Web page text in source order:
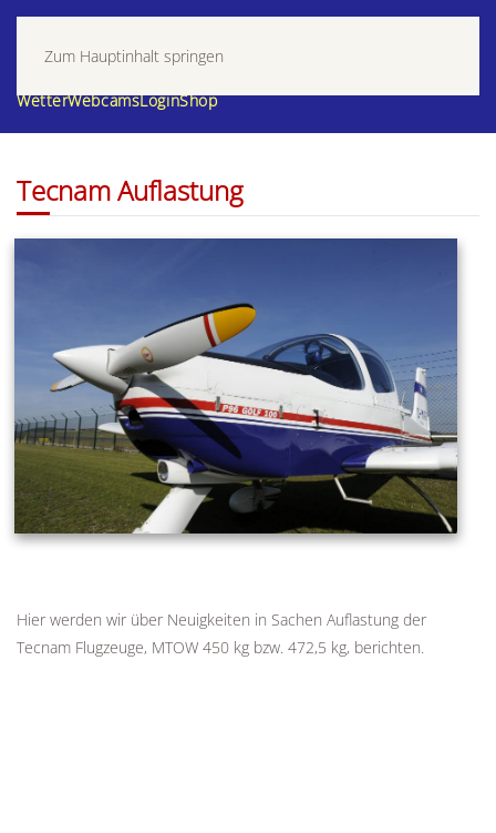
Zum Hauptinhalt springen
WetterWebcamsLoginShop
Tecnam Auflastung
Hier werden wir über Neuigkeiten in Sachen Auflastung der
Tecnam Flugzeuge, MTOW 450 kg bzw. 472,5 kg, berichten.